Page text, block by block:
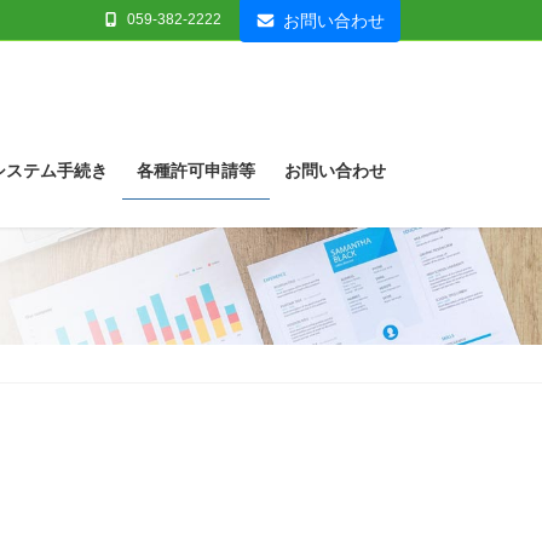
059-382-2222 お問い合わせ
テム手続き 各種許可申請等 お問い合わせ